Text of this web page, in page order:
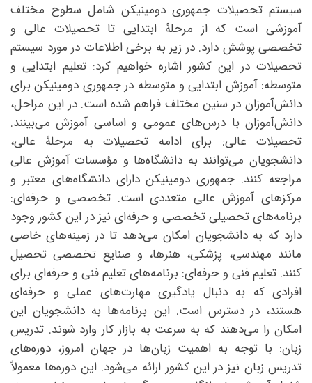
سیستم تحصیلات جمهوری دومینیکن شامل سطوح مختلف
آموزشی است که از مرحلهٔ ابتدایی تا تحصیلات عالی و
تخصصی پوشش دارد. در زیر به برخی اطلاعات در مورد سیستم
تحصیلات در این کشور اشاره خواهیم کرد: تعلیم ابتدایی و
متوسطه: آموزش ابتدایی و متوسطه در جمهوری دومینیکن برای
دانش‌آموزان در سنین مختلف فراهم شده است. در این مراحل،
دانش‌آموزان با درس‌های عمومی و اساسی آموزش می‌بینند.
تحصیلات عالی: برای ادامه تحصیلات به مرحلهٔ عالی،
دانشجویان می‌توانند به دانشگاه‌ها و مؤسسات آموزش عالی
مراجعه کنند. جمهوری دومینیکن دارای دانشگاه‌های معتبر و
مرکزهای آموزش عالی متعددی است. تخصصی و حرفه‌ای:
برنامه‌های تحصیلی تخصصی و حرفه‌ای نیز در این کشور وجود
دارد که به دانشجویان امکان می‌دهد تا در زمینه‌های خاصی
مانند مهندسی، پزشکی، هنرها، و صنایع تخصصی تحصیل
کنند. تعلیم فنی و حرفه‌ای: برنامه‌های تعلیم فنی و حرفه‌ای برای
افرادی که به دنبال یادگیری مهارت‌های عملی و حرفه‌ای
هستند، در دسترس است. این برنامه‌ها به دانشجویان این
امکان را می‌دهند که به سرعت به بازار کار وارد شوند. تدریس
زبان: با توجه به اهمیت زبان‌ها در جهان امروز، دوره‌های
تدریس زبان نیز در این کشور ارائه می‌شود. این دوره‌ها معمولاً